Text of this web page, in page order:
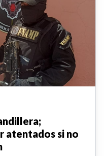
atentados si no